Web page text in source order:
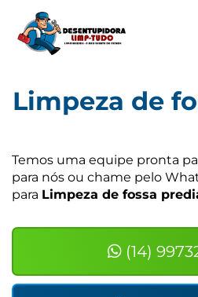
Limpeza de
Temos uma equipe pronta
para nós ou chame pelo
para Limpeza de fossa
(14)